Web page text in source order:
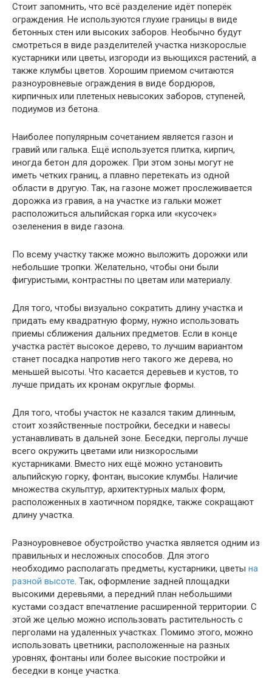
Стоит запомнить, что всё разделение идёт поперёк
ограждения. Не используются глухие границы в виде
бетонных стен или высоких заборов. Необычно будут
смотреться в виде разделителей участка низкорослые
кустарники или цветы, изгороди из вьющихся растений, а
также клумбы цветов. Хорошим приемом считаются
разноуровневые ограждения в виде бордюров,
кирпичных или плетеных невысоких заборов, ступеней,
подиумов из бетона.
Наиболее популярным сочетанием является газон и
гравий или галька. Ещё используется плитка, кирпич,
иногда бетон для дорожек. При этом зоны могут не
иметь четких границ, а плавно перетекать из одной
области в другую. Так, на газоне может прослеживается
дорожка из гравия, а на участке из гальки может
расположиться альпийская горка или «кусочек»
озеленения в виде газона.
По всему участку также можно выложить дорожки или
небольшие тропки. Желательно, чтобы они были
фигуристыми, контрастны по цветам или материалу.
Для того, чтобы визуально сократить длину участка и
придать ему квадратную форму, нужно использовать
приемы сближения дальних предметов. Если в конце
участка растёт высокое дерево, то лучшим вариантом
станет посадка напротив него такого же дерева, но
меньшей высоты. Что касается деревьев и кустов, то
лучше придать их кронам округлые формы.
Для того, чтобы участок не казался таким длинным,
стоит хозяйственные постройки, беседки и навесы
устанавливать в дальней зоне. Беседки, перголы лучше
всего окружить цветами или низкорослыми
кустарниками. Вместо них ещё можно установить
альпийскую горку, фонтан, высокие клумбы. Наличие
множества скульптур, архитектурных малых форм,
расположенных в хаотичном порядке, также сокращают
длину участка.
Разноуровневое обустройство участка является одним из
правильных и несложных способов. Для этого
необходимо располагать предметы, кустарники, цветы на
разной высоте . Так, оформление задней площадки
высокими деревьями, а передний план небольшими
кустами создаст впечатление расширенной территории. С
этой же целью можно использовать растительность с
перголами на удаленных участках. Помимо этого, можно
использовать цветники, расположенные на разных
уровнях, фонтаны или более высокие постройки и
беседки в конце участка.